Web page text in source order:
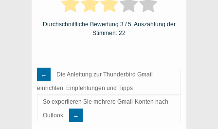
Durchschnittliche Bewertung 3 / 5. Auszählung der
Stimmen: 22
Die Anleitung zur Thunderbird Gmail
einrichten: Empfehlungen und Tipps
So exportieren Sie mehrere Gmail-Konten nach
Outlook